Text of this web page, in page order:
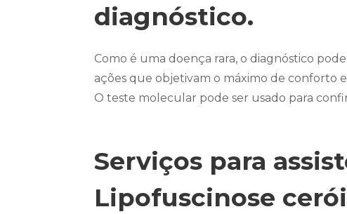
diagnóstico.
Como é uma doença rara, o diagnóstico
ações que objetivam o máximo de conforto
O teste molecular pode ser usado para
Serviços para
Lipofuscinose